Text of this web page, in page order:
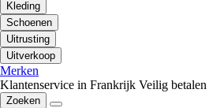
Kleding
Schoenen
Uitrusting
Uitverkoop
Merken
Klantenservice in Frankrijk Veilig betalen
Zoeken